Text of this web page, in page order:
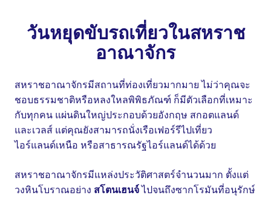
วันหยุดขับรถเที่ยวในสหราช
อาณาจักร
สหราชอาณาจักรมีสถานที่ท่องเที่ยวมากมาย ไม่ว่าคุณจะ
ชอบธรรมชาติหรือหลงใหลพิพิธภัณฑ์ ก็มีตัวเลือกที่เหมาะ
กับทุกคน แผ่นดินใหญ่ประกอบด้วยอังกฤษ สกอตแลนด์
และเวลส์ แต่คุณยังสามารถนั่งเรือเฟอร์รีไปเที่ยว
ไอร์แลนด์เหนือ หรือสาธารณรัฐไอร์แลนด์ได้ด้วย
สหราชอาณาจักรมีแหล่งประวัติศาสตร์จำนวนมาก ตั้งแต่
วงหินโบราณอย่าง สโตนเฮนจ์ไปจนถึงซากโรมันที่อนุรักษ์